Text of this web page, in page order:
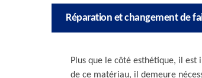
Réparation et changement de
Plus que le côté esthétique, il
de ce matériau, il demeure